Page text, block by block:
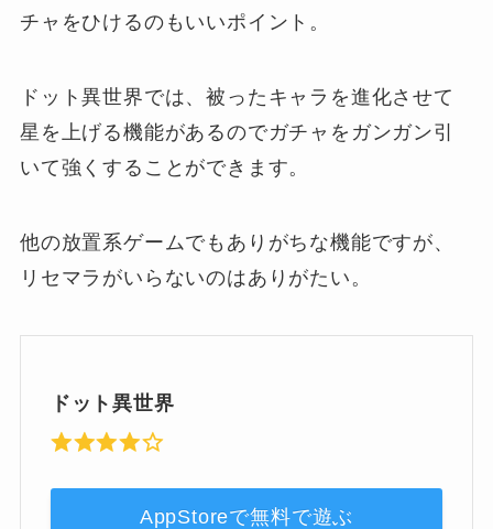
チャをひけるのもいいポイント。
ドット異世界では、被ったキャラを進化させて
星を上げる機能があるのでガチャをガンガン引
いて強くすることができます。
他の放置系ゲームでもありがちな機能ですが、
リセマラがいらないのはありがたい。
ドット異世界
AppStoreで無料で遊ぶ